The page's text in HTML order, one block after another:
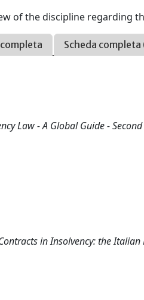
of the discipline regarding
Scheda completa
Law - A Global Guide -
in Insolvency: the